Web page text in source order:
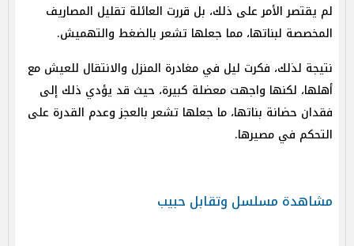
لم يقتصر الأمر على ذلك، بل قررت العائلة تقليل المصاريف
المخصصة لبناتها، مما جعلها تشعر بالضغط والتهميش.
نتيجة لذلك، فكرت ليل في مغادرة المنزل والانتقال للعيش مع
أهلها، لكنها واجهت معضلة كبيرة، حيث قد يؤدي ذلك إلى
فقدان حضانة بناتها، ما جعلها تشعر بالعجز وعدم القدرة على
التحكم في مصيرها.
مشاهدة مسلسل وتقابل حبيب